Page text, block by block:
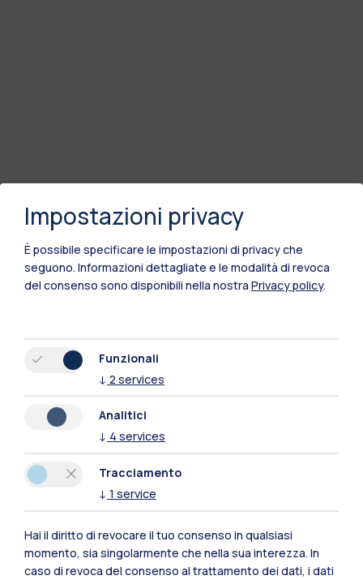
Impostazioni privacy
È possibile specificare le impostazioni di privacy che
seguono. Informazioni dettagliate e le modalità di revoca
del consenso sono disponibili nella nostra Privacy policy.
Funzionali
↓ 2 services
Analitici
↓ 4 services
Tracciamento
↓ 1 service
Hai il diritto di revocare il tuo consenso in qualsiasi
momento, sia singolarmente che nella sua interezza. In
caso di revoca del consenso al trattamento dei dati, i dati